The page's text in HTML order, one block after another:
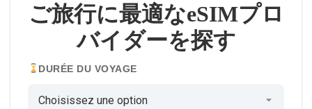
ご旅行に最適なeSIMプロ
バイダーを探す
DURÉE DU VOYAGE